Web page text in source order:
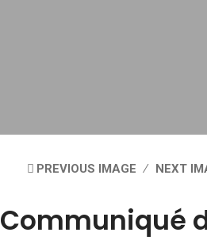
PREVIOUS IMAGE NEXT
Communiqué